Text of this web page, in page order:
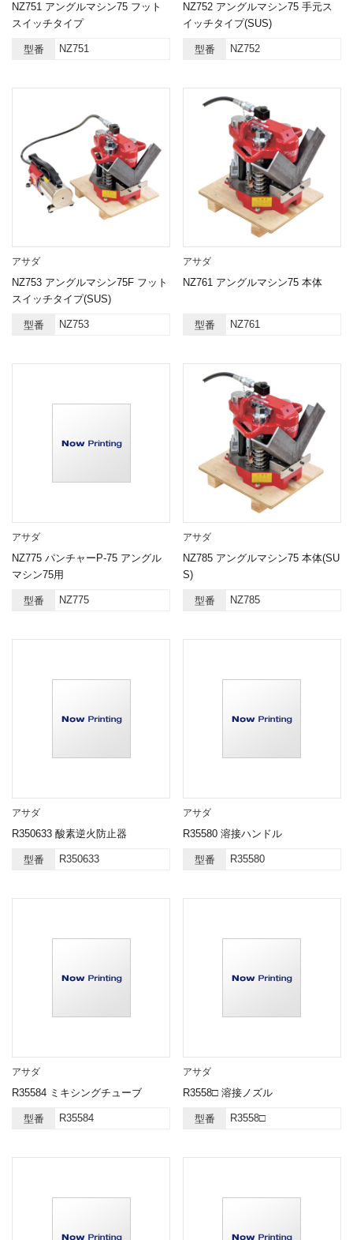
NZ751 アングルマシン75 フット
スイッチタイプ
型番 NZ751
NZ752 アングルマシン75 手元ス
イッチタイプ(SUS)
型番 NZ752
アサダ
NZ753 アングルマシン75F フット
スイッチタイプ(SUS)
型番 NZ753
アサダ
NZ761 アングルマシン75 本体
型番 NZ761
アサダ
NZ775 パンチャーP-75 アングル
マシン75用
型番 NZ775
アサダ
NZ785 アングルマシン75 本体(SU
S)
型番 NZ785
アサダ
R350633 酸素逆火防止器
型番 R350633
アサダ
R35580 溶接ハンドル
型番 R35580
アサダ
R35584 ミキシングチューブ
型番 R35584
アサダ
R3558□ 溶接ノズル
型番 R3558□